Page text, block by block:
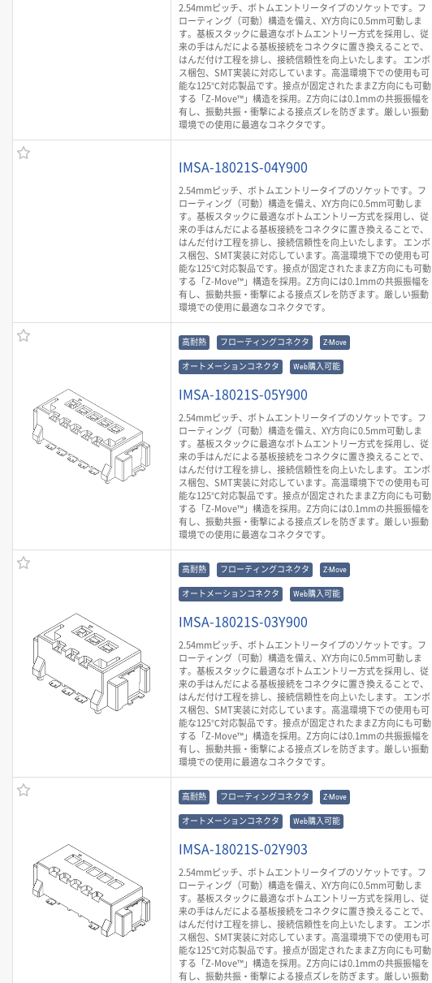
2.54mmピッチ、ボトムエントリータイプのソケットです。フ
ローティング（可動）構造を備え、XY方向に0.5mm可動しま
す。基板スタックに最適なボトムエントリー方式を採用し、従
来の手はんだによる基板接続をコネクタに置き換えることで、
はんだ付け工程を排し、接続信頼性を向上いたします。 エンボ
ス梱包、SMT実装に対応しています。高温環境下での使用も可
能な125℃対応製品です。接点が固定されたままZ方向にも可動
する「Z-Move™」構造を採用。Z方向には0.1mmの共振振幅を
有し、振動共振・衝撃による接点ズレを防ぎます。厳しい振動
環境での使用に最適なコネクタです。
IMSA-18021S-04Y900
2.54mmピッチ、ボトムエントリータイプのソケットです。フ
ローティング（可動）構造を備え、XY方向に0.5mm可動しま
す。基板スタックに最適なボトムエントリー方式を採用し、従
来の手はんだによる基板接続をコネクタに置き換えることで、
はんだ付け工程を排し、接続信頼性を向上いたします。 エンボ
ス梱包、SMT実装に対応しています。高温環境下での使用も可
能な125℃対応製品です。接点が固定されたままZ方向にも可動
する「Z-Move™」構造を採用。Z方向には0.1mmの共振振幅を
有し、振動共振・衝撃による接点ズレを防ぎます。厳しい振動
環境での使用に最適なコネクタです。
高耐熱 フローティングコネクタ Z-Move
オートメーションコネクタ Web購入可能
IMSA-18021S-05Y900
2.54mmピッチ、ボトムエントリータイプのソケットです。フ
ローティング（可動）構造を備え、XY方向に0.5mm可動しま
す。基板スタックに最適なボトムエントリー方式を採用し、従
来の手はんだによる基板接続をコネクタに置き換えることで、
はんだ付け工程を排し、接続信頼性を向上いたします。 エンボ
ス梱包、SMT実装に対応しています。高温環境下での使用も可
能な125℃対応製品です。接点が固定されたままZ方向にも可動
する「Z-Move™」構造を採用。Z方向には0.1mmの共振振幅を
有し、振動共振・衝撃による接点ズレを防ぎます。厳しい振動
環境での使用に最適なコネクタです。
高耐熱 フローティングコネクタ Z-Move
オートメーションコネクタ Web購入可能
IMSA-18021S-03Y900
2.54mmピッチ、ボトムエントリータイプのソケットです。フ
ローティング（可動）構造を備え、XY方向に0.5mm可動しま
す。基板スタックに最適なボトムエントリー方式を採用し、従
来の手はんだによる基板接続をコネクタに置き換えることで、
はんだ付け工程を排し、接続信頼性を向上いたします。 エンボ
ス梱包、SMT実装に対応しています。高温環境下での使用も可
能な125℃対応製品です。接点が固定されたままZ方向にも可動
する「Z-Move™」構造を採用。Z方向には0.1mmの共振振幅を
有し、振動共振・衝撃による接点ズレを防ぎます。厳しい振動
環境での使用に最適なコネクタです。
高耐熱 フローティングコネクタ Z-Move
オートメーションコネクタ Web購入可能
IMSA-18021S-02Y903
2.54mmピッチ、ボトムエントリータイプのソケットです。フ
ローティング（可動）構造を備え、XY方向に0.5mm可動しま
す。基板スタックに最適なボトムエントリー方式を採用し、従
来の手はんだによる基板接続をコネクタに置き換えることで、
はんだ付け工程を排し、接続信頼性を向上いたします。 エンボ
ス梱包、SMT実装に対応しています。高温環境下での使用も可
能な125℃対応製品です。接点が固定されたままZ方向にも可動
する「Z-Move™」構造を採用。Z方向には0.1mmの共振振幅を
有し、振動共振・衝撃による接点ズレを防ぎます。厳しい振動